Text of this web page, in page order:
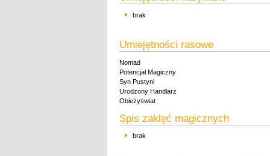
brak
Umiejętności rasowe
Nomad
Potencjał Magiczny
Syn Pustyni
Urodzony Handlarz
Obieżyświat
Spis zaklęć magicznych
brak